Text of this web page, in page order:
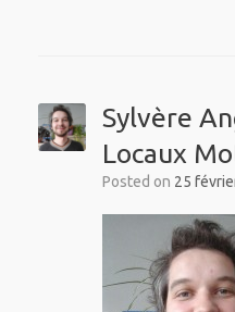
Sylvère
Locaux
Posted on 25